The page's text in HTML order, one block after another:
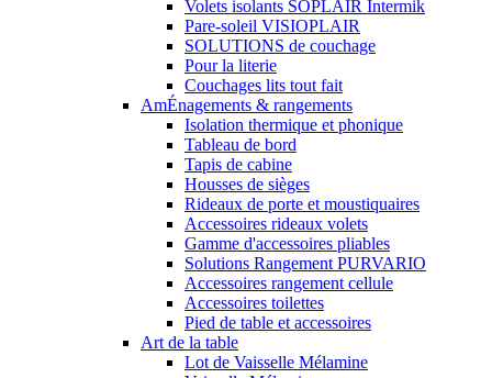
Volets isolants SOPLAIR Intermik
Pare-soleil VISIOPLAIR
SOLUTIONS de couchage
Pour la literie
Couchages lits tout fait
AmÉnagements & rangements
Isolation thermique et phonique
Tableau de bord
Tapis de cabine
Housses de sièges
Rideaux de porte et moustiquaires
Accessoires rideaux volets
Gamme d'accessoires pliables
Solutions Rangement PURVARIO
Accessoires rangement cellule
Accessoires toilettes
Pied de table et accessoires
Art de la table
Lot de Vaisselle Mélamine